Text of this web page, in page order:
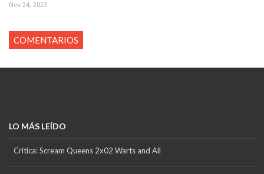
Nov 24, 2023
COMENTARIOS
LO MÁS LEÍDO
Crítica: Scream Queens 2x02 Warts and All